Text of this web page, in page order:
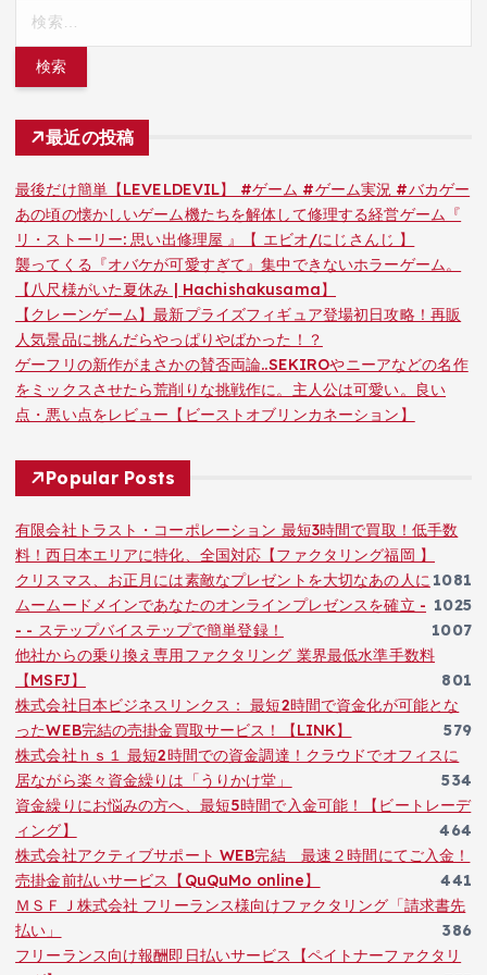
最近の投稿
最後だけ簡単【LEVELDEVIL】 #ゲーム #ゲーム実況 #バカゲー
あの頃の懐かしいゲーム機たちを解体して修理する経営ゲーム『
リ・ストーリー: 思い出修理屋 』【 エビオ/にじさんじ 】
襲ってくる『オバケが可愛すぎて』集中できないホラーゲーム。
【八尺様がいた夏休み | Hachishakusama】
【クレーンゲーム】最新プライズフィギュア登場初日攻略！再販
人気景品に挑んだらやっぱりやばかった！？
ゲーフリの新作がまさかの賛否両論..SEKIROやニーアなどの名作
をミックスさせたら荒削りな挑戦作に。主人公は可愛い。良い
点・悪い点をレビュー【ビーストオブリンカネーション】
Popular Posts
有限会社トラスト・コーポレーション 最短3時間で買取！低手数
料！西日本エリアに特化、全国対応【ファクタリング福岡 】
1081
クリスマス、お正月には素敵なプレゼントを大切なあの人に
1025
ムームードメインであなたのオンラインプレゼンスを確立 -
- - ステップバイステップで簡単登録！
1007
他社からの乗り換え専用ファクタリング 業界最低水準手数料
【MSFJ】
801
株式会社日本ビジネスリンクス： 最短2時間で資金化が可能とな
ったWEB完結の売掛金買取サービス！【LINK】
579
株式会社ｈｓ１ 最短2時間での資金調達！クラウドでオフィスに
居ながら楽々資金繰りは「うりかけ堂」
534
資金繰りにお悩みの方へ、最短5時間で入金可能！【ビートレーデ
ィング】
464
株式会社アクティブサポート WEB完結 最速２時間にてご入金！
売掛金前払いサービス【QuQuMo online】
441
ＭＳＦＪ株式会社 フリーランス様向けファクタリング「請求書先
払い」
386
フリーランス向け報酬即日払いサービス【ペイトナーファクタリ